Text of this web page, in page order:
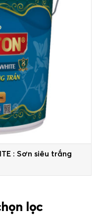
: Sơn siêu trắng
lọc